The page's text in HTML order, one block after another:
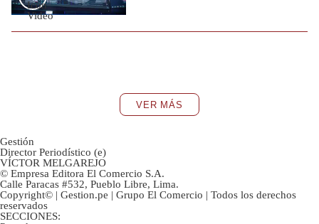
VER MÁS
Gestión
Director Periodístico (e)
VÍCTOR MELGAREJO
© Empresa Editora El Comercio S.A.
Calle Paracas #532, Pueblo Libre, Lima.
Copyright© | Gestion.pe | Grupo El Comercio | Todos los derechos
reservados
SECCIONES: